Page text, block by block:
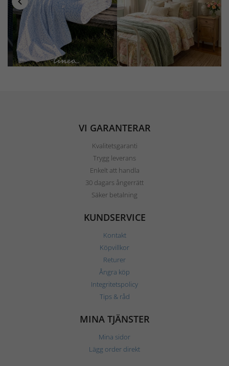
VI GARANTERAR
Kvalitetsgaranti
Trygg leverans
Enkelt att handla
30 dagars ångerrätt
Säker betalning
KUNDSERVICE
Kontakt
Köpvillkor
Returer
Ångra köp
Integritetspolicy
Tips & råd
MINA TJÄNSTER
Mina sidor
Lägg order direkt